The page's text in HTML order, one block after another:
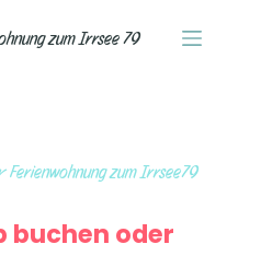
zum Irrsee 79
Ferienwohnung zum Irrsee79
buchen oder